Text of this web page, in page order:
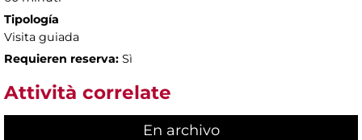
Tipología
Visita guiada
Requieren reserva: Sì
Attività correlate
En archivo